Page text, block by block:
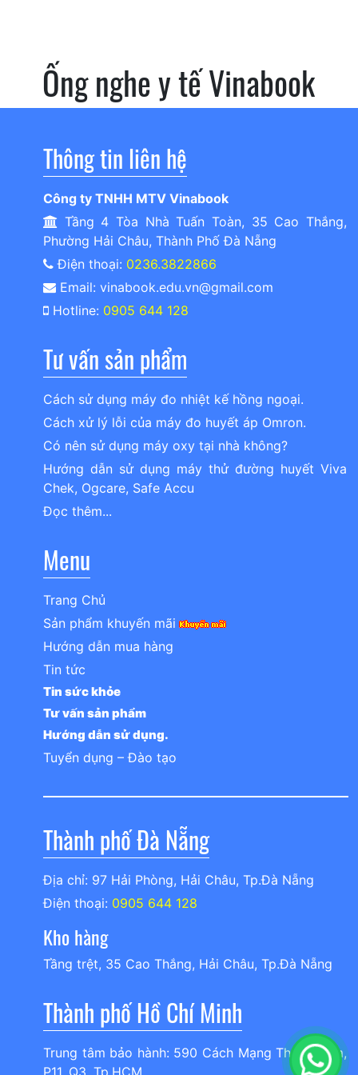
Ống nghe y tế Vinabook
Thông tin liên hệ
Công ty TNHH MTV Vinabook
Tầng 4 Tòa Nhà Tuấn Toàn, 35 Cao Thắng,
Phường Hải Châu, Thành Phố Đà Nẵng
Điện thoại: 0236.3822866
Email: vinabook.edu.vn@gmail.com
Hotline: 0905 644 128
Tư vấn sản phẩm
Cách sử dụng máy đo nhiệt kế hồng ngoại.
Cách xử lý lỗi của máy đo huyết áp Omron.
Có nên sử dụng máy oxy tại nhà không?
Hướng dẫn sử dụng máy thử đường huyết Viva
Chek, Ogcare, Safe Accu
Đọc thêm...
Menu
Trang Chủ
Sản phẩm khuyến mãi
Hướng dẫn mua hàng
Tin tức
Tin sức khỏe
Tư vấn sản phẩm
Hướng dẫn sử dụng.
Tuyển dụng – Đào tạo
Thành phố Đà Nẵng
Địa chỉ: 97 Hải Phòng, Hải Châu, Tp.Đà Nẵng
Điện thoại: 0905 644 128
Kho hàng
Tầng trệt, 35 Cao Thắng, Hải Châu, Tp.Đà Nẵng
Thành phố Hồ Chí Minh
Trung tâm bảo hành: 590 Cách Mạng Tháng Tám,
P11, Q3, Tp.HCM